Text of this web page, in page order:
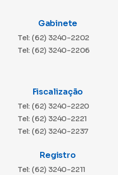
Gabinete
Tel: (62) 3240-2202
Tel: (62) 3240-2206
Fiscalização
Tel: (62) 3240-2220
Tel: (62) 3240-2221
Tel: (62) 3240-2237
Registro
Tel: (62) 3240-2211